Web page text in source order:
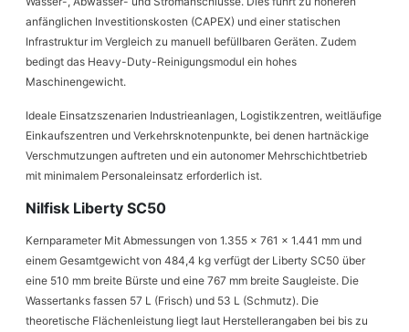
anfänglichen Investitionskosten (CAPEX) und einer statischen
Infrastruktur im Vergleich zu manuell befüllbaren Geräten. Zudem
bedingt das Heavy-Duty-Reinigungsmodul ein hohes
Maschinengewicht.
Ideale Einsatzszenarien Industrieanlagen, Logistikzentren, weitläufige
Einkaufszentren und Verkehrsknotenpunkte, bei denen hartnäckige
Verschmutzungen auftreten und ein autonomer Mehrschichtbetrieb
mit minimalem Personaleinsatz erforderlich ist.
Nilfisk Liberty SC50
Kernparameter Mit Abmessungen von 1.355 x 761 x 1.441 mm und
einem Gesamtgewicht von 484,4 kg verfügt der Liberty SC50 über
eine 510 mm breite Bürste und eine 767 mm breite Saugleiste. Die
Wassertanks fassen 57 L (Frisch) und 53 L (Schmutz). Die
theoretische Flächenleistung liegt laut Herstellerangaben bei bis zu